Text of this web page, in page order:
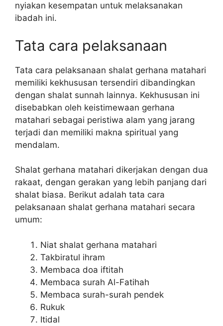
nyiakan kesempatan untuk melaksanakan
ibadah ini.
Tata cara pelaksanaan
Tata cara pelaksanaan shalat gerhana matahari
memiliki kekhususan tersendiri dibandingkan
dengan shalat sunnah lainnya. Kekhususan ini
disebabkan oleh keistimewaan gerhana
matahari sebagai peristiwa alam yang jarang
terjadi dan memiliki makna spiritual yang
mendalam.
Shalat gerhana matahari dikerjakan dengan dua
rakaat, dengan gerakan yang lebih panjang dari
shalat biasa. Berikut adalah tata cara
pelaksanaan shalat gerhana matahari secara
umum:
Niat shalat gerhana matahari
Takbiratul ihram
Membaca doa iftitah
Membaca surah Al-Fatihah
Membaca surah-surah pendek
Rukuk
Itidal